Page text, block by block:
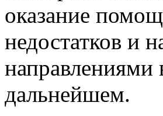
оказание
недостатков и
направлениями
дальнейшем.